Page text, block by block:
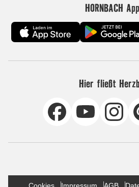
HORNBACH
Hier fließt